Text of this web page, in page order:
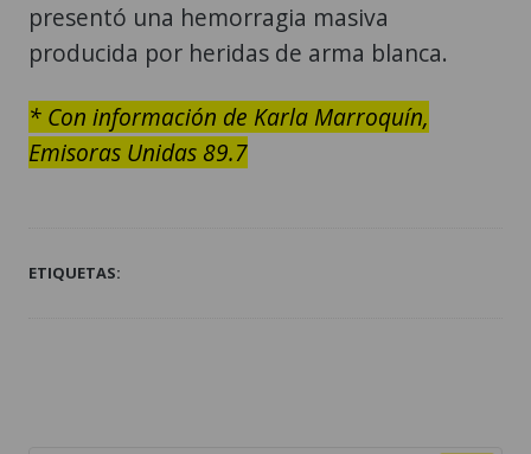
presentó una hemorragia masiva
producida por heridas de arma blanca.
* Con información de Karla Marroquín,
Emisoras Unidas 89.7
ETIQUETAS: